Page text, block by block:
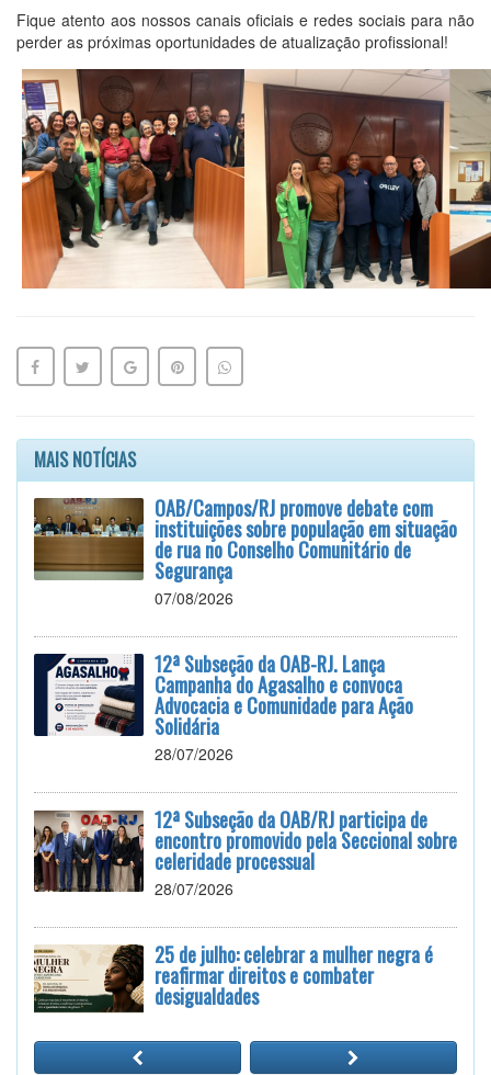
Fique atento aos nossos canais oficiais e redes sociais para não
perder as próximas oportunidades de atualização profissional!
MAIS NOTÍCIAS
OAB/Campos/RJ promove debate com
instituições sobre população em situação
de rua no Conselho Comunitário de
Segurança
07/08/2026
12ª Subseção da OAB-RJ. Lança
Campanha do Agasalho e convoca
Advocacia e Comunidade para Ação
Solidária
28/07/2026
12ª Subseção da OAB/RJ participa de
encontro promovido pela Seccional sobre
celeridade processual
28/07/2026
25 de julho: celebrar a mulher negra é
reafirmar direitos e combater
desigualdades